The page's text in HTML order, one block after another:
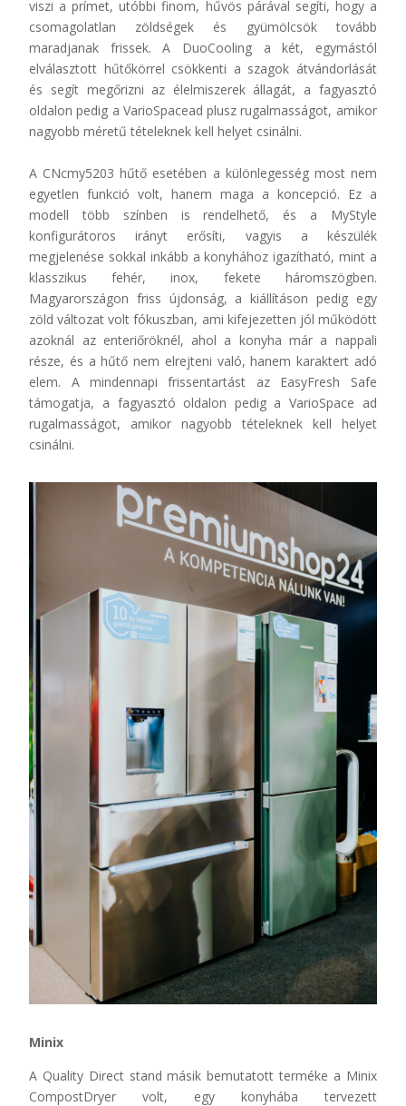
viszi a prímet, utóbbi finom, hűvös párával segíti, hogy a
csomagolatlan zöldségek és gyümölcsök tovább
maradjanak frissek. A DuoCooling a két, egymástól
elválasztott hűtőkörrel csökkenti a szagok átvándorlását
és segít megőrizni az élelmiszerek állagát, a fagyasztó
oldalon pedig a VarioSpacead plusz rugalmasságot, amikor
nagyobb méretű tételeknek kell helyet csinálni.
A CNcmy5203 hűtő esetében a különlegesség most nem
egyetlen funkció volt, hanem maga a koncepció. Ez a
modell több színben is rendelhető, és a MyStyle
konfigurátoros irányt erősíti, vagyis a készülék
megjelenése sokkal inkább a konyhához igazítható, mint a
klasszikus fehér, inox, fekete háromszögben.
Magyarországon friss újdonság, a kiállításon pedig egy
zöld változat volt fókuszban, ami kifejezetten jól működött
azoknál az enteriőröknél, ahol a konyha már a nappali
része, és a hűtő nem elrejteni való, hanem karaktert adó
elem. A mindennapi frissentartást az EasyFresh Safe
támogatja, a fagyasztó oldalon pedig a VarioSpace ad
rugalmasságot, amikor nagyobb tételeknek kell helyet
csinálni.
Minix
A Quality Direct stand másik bemutatott terméke a Minix
CompostDryer volt, egy konyhába tervezett